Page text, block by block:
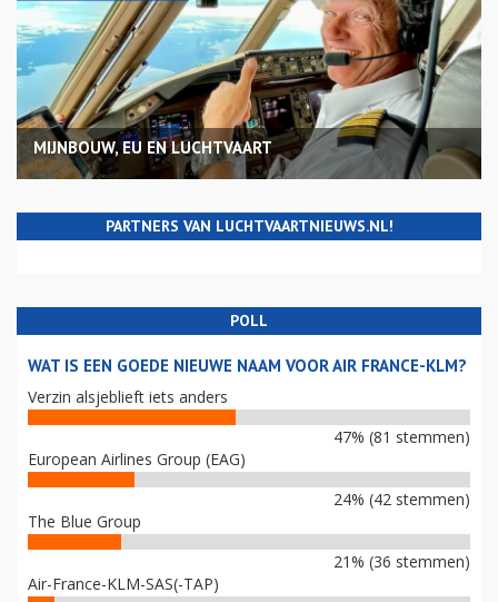
MIJNBOUW, EU EN LUCHTVAART
PARTNERS VAN LUCHTVAARTNIEUWS.NL!
POLL
WAT IS EEN GOEDE NIEUWE NAAM VOOR AIR FRANCE-KLM?
Verzin alsjeblieft iets anders
47% (81 stemmen)
European Airlines Group (EAG)
24% (42 stemmen)
The Blue Group
21% (36 stemmen)
Air-France-KLM-SAS(-TAP)